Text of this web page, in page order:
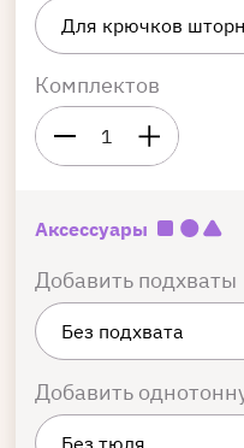
Комплектов
1
Аксессуары
Добавить подхваты
Добавить